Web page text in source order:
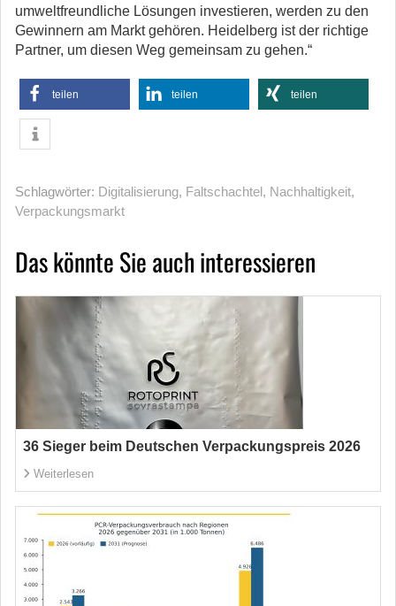
umweltfreundliche Lösungen investieren, werden zu den
Gewinnern am Markt gehören. Heidelberg ist der richtige
Partner, um diesen Weg gemeinsam zu gehen.“
teilen teilen teilen
Schlagwörter: Digitalisierung, Faltschachtel, Nachhaltigkeit,
Verpackungsmarkt
Das könnte Sie auch interessieren
36 Sieger beim Deutschen Verpackungspreis 2026
Weiterlesen